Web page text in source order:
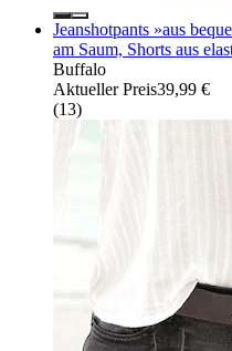
Jeanshotpants »aus
am Saum, Shorts aus
Buffalo
Aktueller Preis39,99 €
(13)